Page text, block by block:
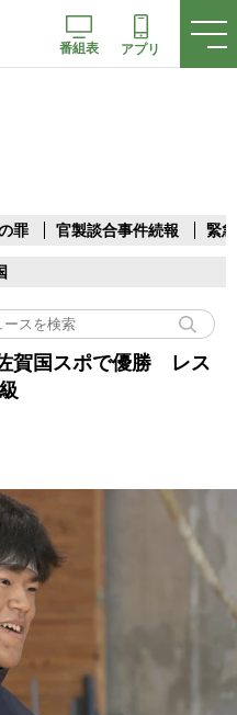
番組表 アプリ
罪 官製談合事件続報 緊
賀国スポで優勝 レス